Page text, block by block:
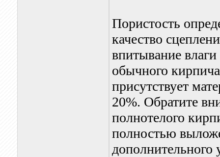
Пористость
качество
впитывание
обычного
присутствует
20%. Обратите
полнотелого
полностью
дополнительного